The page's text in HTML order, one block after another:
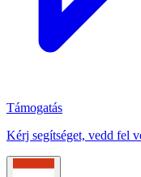
Támogatás
Kérj segítséget, vedd fel